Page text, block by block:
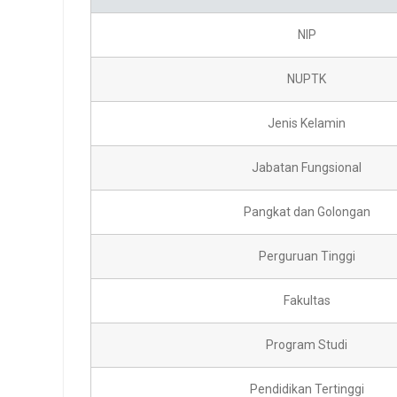
NIP
NUPTK
Jenis Kelamin
Jabatan Fungsional
Pangkat dan Golongan
Perguruan Tinggi
Fakultas
Program Studi
Pendidikan Tertinggi